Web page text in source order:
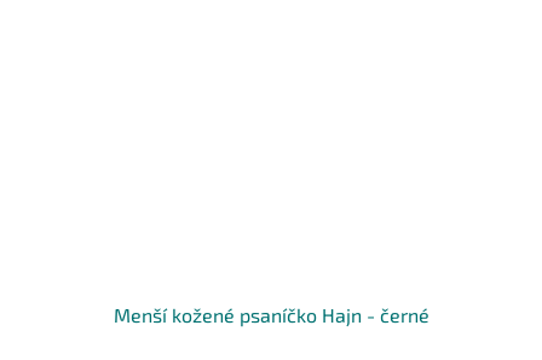
Menší kožené psaníčko Hajn - černé